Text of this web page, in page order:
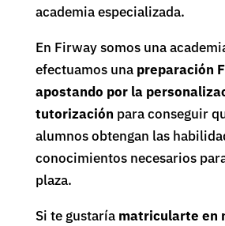
academia especializada.
En Firway somos una
efectuamos una preparación
apostando por la
tutorización para conseguir
alumnos obtengan las
conocimientos necesarios
plaza.
Si te gustaría matricularte en